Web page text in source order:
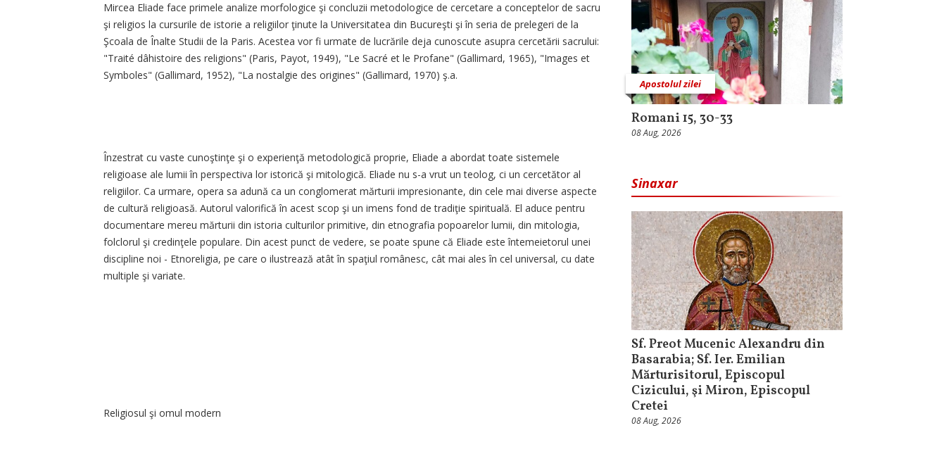
Mircea Eliade face primele analize morfologice şi concluzii metodologice de cercetare a conceptelor de sacru
şi religios la cursurile de istorie a religiilor ţinute la Universitatea din Bucureşti şi în seria de prelegeri de la
Şcoala de Înalte Studii de la Paris. Acestea vor fi urmate de lucrările deja cunoscute asupra cercetării sacrului:
"Traité dâhistoire des religions" (Paris, Payot, 1949), "Le Sacré et le Profane" (Gallimard, 1965), "Images et
Symboles" (Gallimard, 1952), "La nostalgie des origines" (Gallimard, 1970) ş.a.
Înzestrat cu vaste cunoştinţe şi o experienţă metodologică proprie, Eliade a abordat toate sistemele
religioase ale lumii în perspectiva lor istorică şi mitologică. Eliade nu s-a vrut un teolog, ci un cercetător al
religiilor. Ca urmare, opera sa adună ca un conglomerat mărturii impresionante, din cele mai diverse aspecte
de cultură religioasă. Autorul valorifică în acest scop şi un imens fond de tradiţie spirituală. El aduce pentru
documentare mereu mărturii din istoria culturilor primitive, din etnografia popoarelor lumii, din mitologia,
folclorul şi credinţele populare. Din acest punct de vedere, se poate spune că Eliade este întemeietorul unei
discipline noi - Etnoreligia, pe care o ilustrează atât în spaţiul românesc, cât mai ales în cel universal, cu date
multiple şi variate.
Religiosul şi omul modern
Apostolul zilei
Romani 15, 30-33
08 Aug, 2026
Sinaxar
Sf. Preot Mucenic Alexandru din
Basarabia; Sf. Ier. Emilian
Mărturisitorul, Episcopul
Cizicului, şi Miron, Episcopul
Cretei
08 Aug, 2026